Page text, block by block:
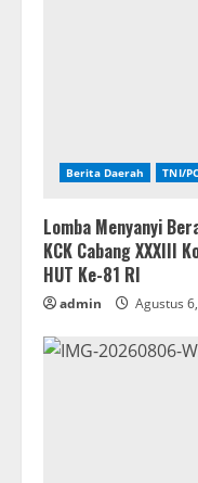
Berita Daerah TNI/
Lomba Menyanyi
KCK Cabang XXXIII
HUT Ke-81 RI
admin Agustus